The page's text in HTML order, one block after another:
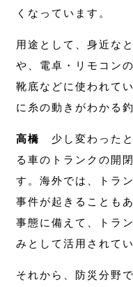
くなっています。
用途として、身近な
や、電卓・リモコン
靴底などに使われて
に糸の動きがわかる
高橋 少し変わった
る車のトランクの開
す。海外では、トラ
事件が起きることも
事態に備えて、トラ
みとして活用されてい
それから、防災分野